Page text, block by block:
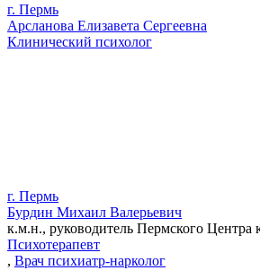
г. Пермь
Арсланова Елизавета Сергеевна
Клинический психолог
г. Пермь
Бурдин Михаил Валерьевич
к.м.н., руководитель Пермского Центра
Психотерапевт
, Врач психиатр-нарколог